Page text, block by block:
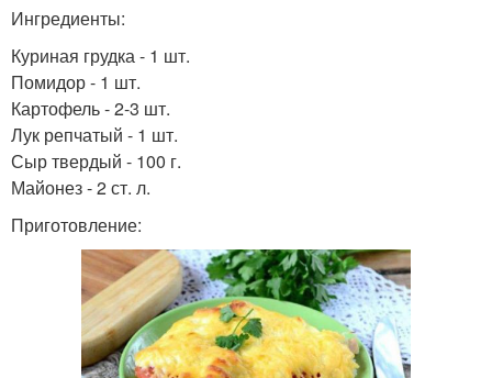
Ингредиенты:
Куриная грудка - 1 шт.
Помидор - 1 шт.
Картофель - 2-3 шт.
Лук репчатый - 1 шт.
Сыр твердый - 100 г.
Майонез - 2 ст. л.
Приготовление: